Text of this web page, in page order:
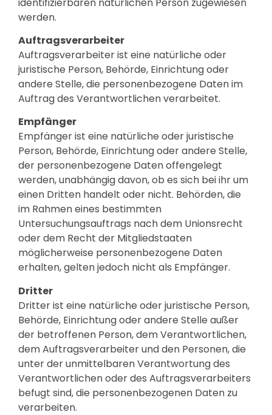
werden.
Auftragsverarbeiter
Auftragsverarbeiter ist eine natürliche oder
juristische Person, Behörde, Einrichtung oder
andere Stelle, die personenbezogene Daten im
Auftrag des Verantwortlichen verarbeitet.
Empfänger
Empfänger ist eine natürliche oder juristische
Person, Behörde, Einrichtung oder andere Stelle,
der personenbezogene Daten offengelegt
werden, unabhängig davon, ob es sich bei ihr um
einen Dritten handelt oder nicht. Behörden, die
im Rahmen eines bestimmten
Untersuchungsauftrags nach dem Unionsrecht
oder dem Recht der Mitgliedstaaten
möglicherweise personenbezogene Daten
erhalten, gelten jedoch nicht als Empfänger.
Dritter
Dritter ist eine natürliche oder juristische Person,
Behörde, Einrichtung oder andere Stelle außer
der betroffenen Person, dem Verantwortlichen,
dem Auftragsverarbeiter und den Personen, die
unter der unmittelbaren Verantwortung des
Verantwortlichen oder des Auftragsverarbeiters
befugt sind, die personenbezogenen Daten zu
verarbeiten.